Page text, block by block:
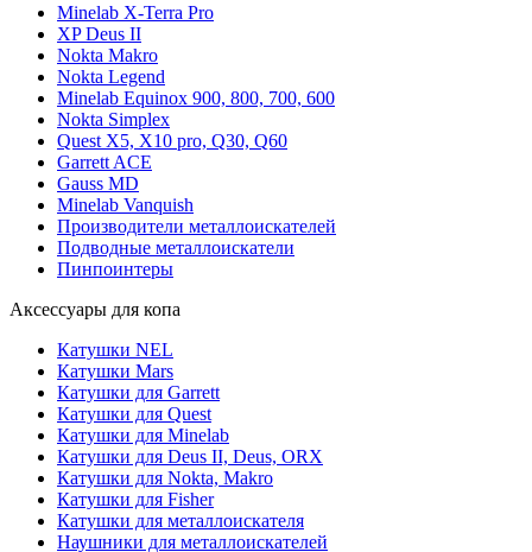
Minelab X-Terra Pro
XP Deus II
Nokta Makro
Nokta Legend
Minelab Equinox 900, 800, 700, 600
Nokta Simplex
Quest X5, X10 pro, Q30, Q60
Garrett ACE
Gauss MD
Minelab Vanquish
Производители металлоискателей
Подводные металлоискатели
Пинпоинтеры
Аксессуары для копа
Катушки NEL
Катушки Mars
Катушки для Garrett
Катушки для Quest
Катушки для Minelab
Катушки для Deus II, Deus, ORX
Катушки для Nokta, Makro
Катушки для Fisher
Катушки для металлоискателя
Наушники для металлоискателей